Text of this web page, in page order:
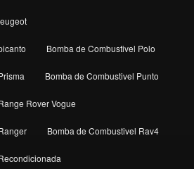
Bomba de Combustivel Polo
Bomba de Combustivel Punto
Rover Vogue
Bomba de Combustivel Rav4